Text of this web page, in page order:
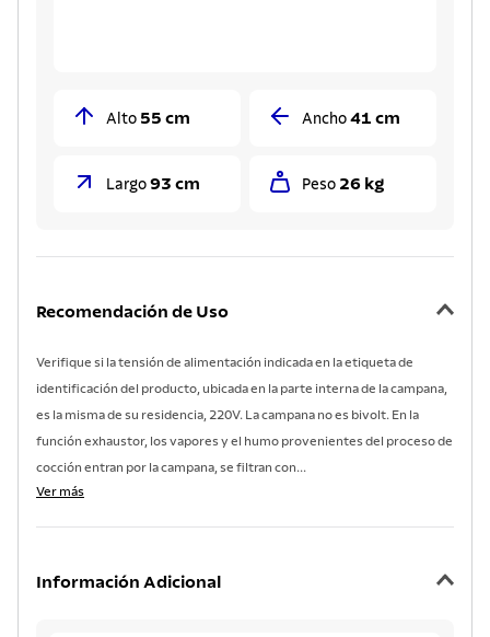
Alto 55 cm Ancho 41 cm
Largo 93 cm Peso 26 kg
Recomendación de Uso
Verifique si la tensión de alimentación indicada en la etiqueta de
identificación del producto, ubicada en la parte interna de la campana,
es la misma de su residencia, 220V. La campana no es bivolt. En la
función exhaustor, los vapores y el humo provenientes del proceso de
cocción entran por la campana, se filtran con...
Ver más
Información Adicional